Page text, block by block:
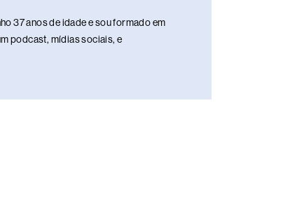
37 anos de idade e sou formado em
podcast, mídias sociais, e